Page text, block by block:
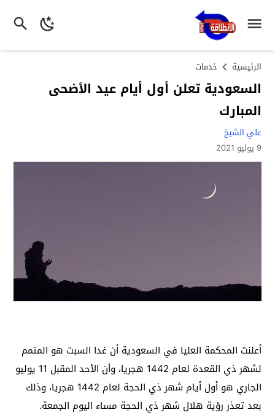
الرئيسية خدمات
السعودية تعلن أول أيام عيد الأضحى
المبارك
علي الشيخ
9 يوليو 2021
أعلنت المحكمة العليا في السعودية أن غدا السبت هو المتمم
لشهر ذي القعدة لعام 1442 هجريا، وأن الأحد المقبل 11 يوليو
الجاري هو أول أيام شهر ذي الحجة لعام 1442 هجريا، وذلك
بعد تعذر رؤية هلال شهر ذي الحجة مساء اليوم الجمعة.